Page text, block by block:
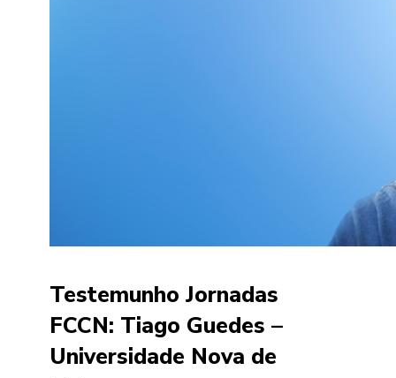
Testemunho Jornadas
FCCN: Tiago Guedes –
Universidade Nova de